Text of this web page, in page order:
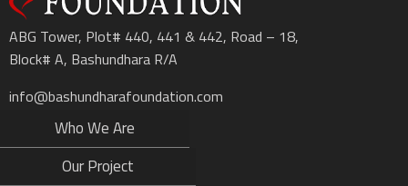
ABG Tower, Plot# 440, 441 & 442, Road – 18,
Block# A, Bashundhara R/A
info@bashundharafoundation.com
Who We Are
Our Project